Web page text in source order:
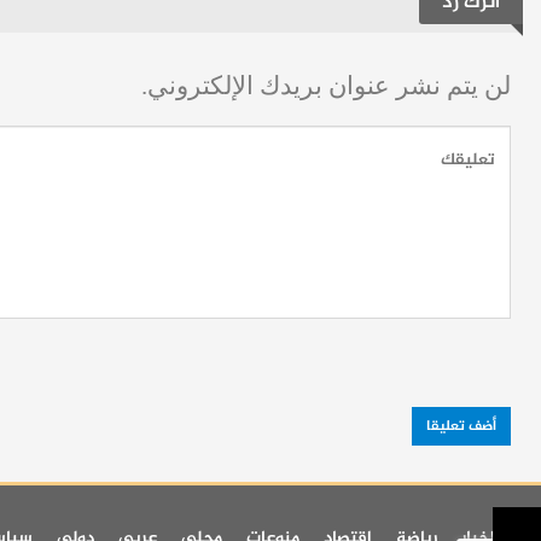
لن يتم نشر عنوان بريدك الإلكتروني.